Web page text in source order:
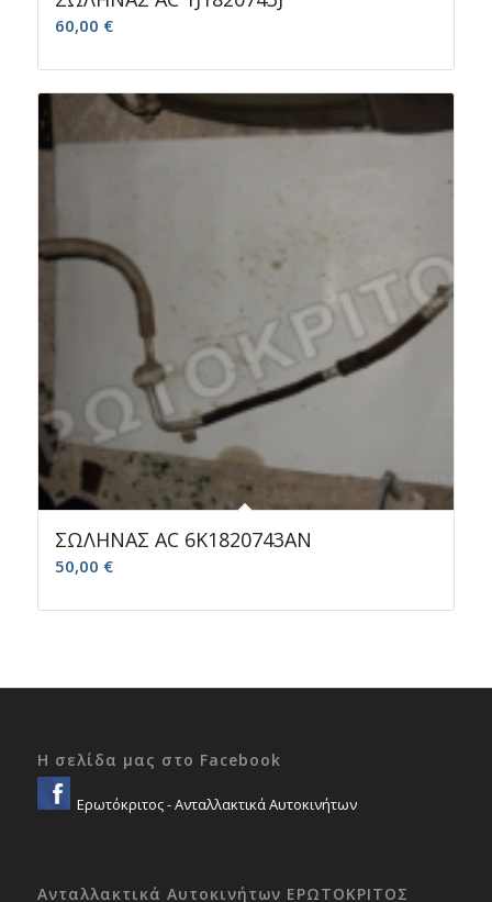
60,00 €
ΣΩΛΗΝΑΣ AC 6K1820743AN
50,00 €
Η σελίδα μας στο Facebook
Ερωτόκριτος - Ανταλλακτικά Αυτοκινήτων
Ανταλλακτικά Αυτοκινήτων ΕΡΩΤΟΚΡΙΤΟΣ